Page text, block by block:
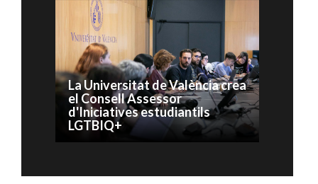
La Universitat de València crea
el Consell Assessor
d'Iniciatives estudiantils
LGTBIQ+